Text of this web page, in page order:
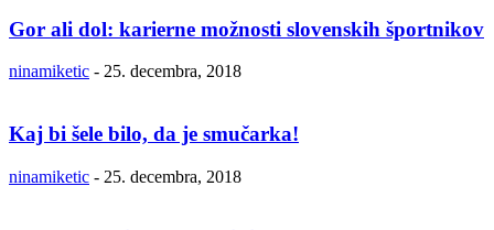
Gor ali dol: karierne možnosti slovenskih športnikov
ninamiketic - 25. decembra, 2018
Kaj bi šele bilo, da je smučarka!
ninamiketic - 25. decembra, 2018